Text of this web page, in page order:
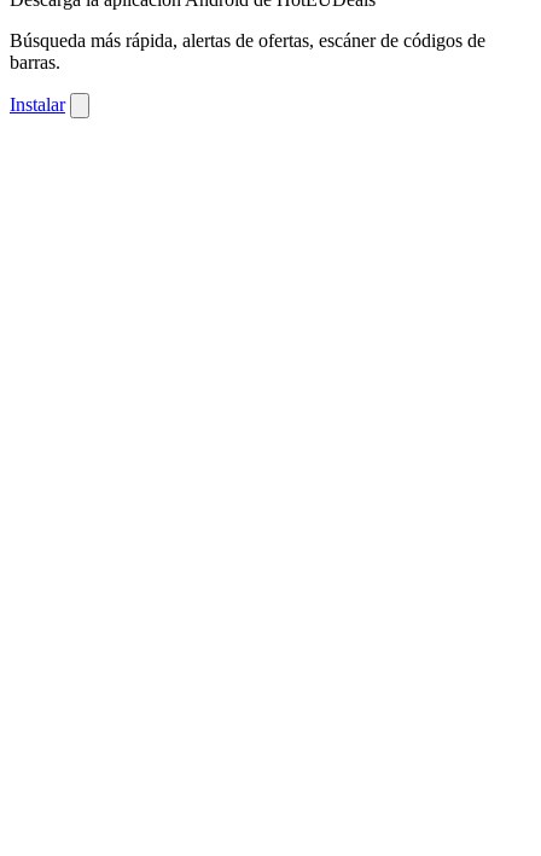
Búsqueda más rápida, alertas de ofertas, escáner de códigos de
barras.
Instalar